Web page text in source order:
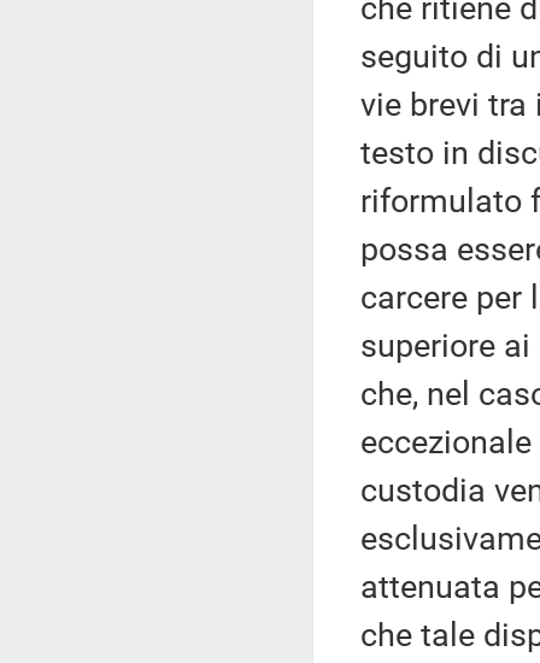
che ritiene
seguito di
vie brevi tra
testo in
riformulato
possa
carcere per
superiore
che, nel
custodia
attenuata
che tale